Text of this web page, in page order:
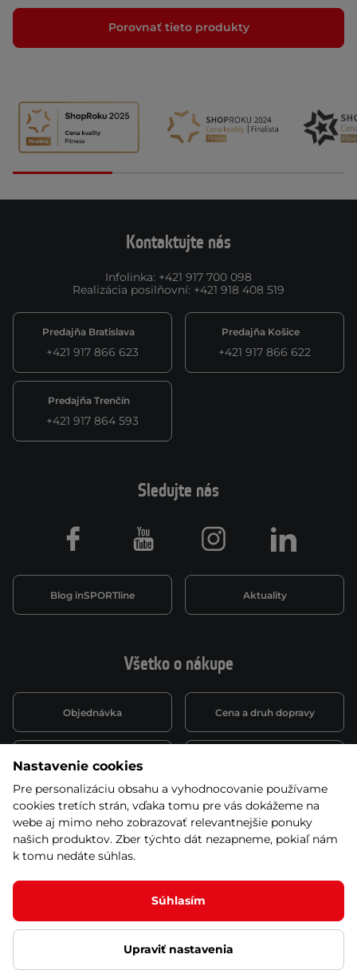
Porovnať tieto produkty
Kontaktujte nás
Infolinka: +421 917 700 098
Realizácia posilňovní: +421 918 408 519
Predajňa Bratislava
+421 917 866 623
Predajňa Košice
+421 917 866 622
Predajňa Trenčín
+421 917 864 593
Všetko o nákupe
Objednávka Cena a druh dopravy
Spôsob platby
Montáž a servis Reklamácie a záruka
Kariéra
Sledujte nás
Blog inSPORTline Aktuality
Facebook Youtube Instagram LinkedIn
© 2026 Stores inSPORTline SK, s.r.o. Všetky práva vyhradené
Ochrana osobných údajov Nastavenie cookies
Nastavenie cookies
Pre personalizáciu obsahu a vyhodnocovanie používame
cookies tretích strán, vďaka tomu pre vás dokážeme na
webe aj mimo neho zobrazovať relevantnejšie ponuky
našich produktov. Zber týchto dát nezapneme, pokiaľ nám
k tomu nedáte súhlas.
Súhlasím
Upraviť nastavenia